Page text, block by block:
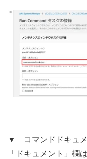
▼ コマンドドキュメ
「ドキュメント」欄